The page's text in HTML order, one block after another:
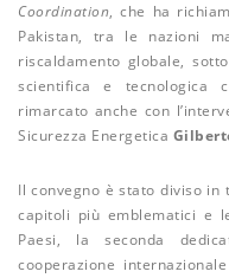
Coordination, che ha
Pakistan, tra le nazioni
riscaldamento globale,
scientifica e tecnologica
rimarcato anche con
Sicurezza Energetica
Il convegno è stato diviso
capitoli più emblematici e
Paesi, la seconda
cooperazione